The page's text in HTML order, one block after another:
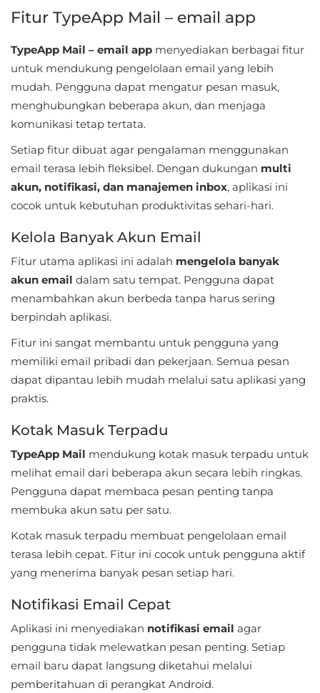
Word
Apps
Art
&
Design
Auto
&
Vehicles
Beauty
&
Reference
Buku
Referensi
Business
Comics
Communication
Education
Entertainment
Events
Finance
Fitur TypeApp Mail – email app
TypeApp Mail – email app menyediakan berbagai fitur
untuk mendukung pengelolaan email yang lebih
mudah. Pengguna dapat mengatur pesan masuk,
menghubungkan beberapa akun, dan menjaga
komunikasi tetap tertata.
Setiap fitur dibuat agar pengalaman menggunakan
email terasa lebih fleksibel. Dengan dukungan multi
akun, notifikasi, dan manajemen inbox, aplikasi ini
cocok untuk kebutuhan produktivitas sehari-hari.
Kelola Banyak Akun Email
Fitur utama aplikasi ini adalah mengelola banyak
akun email dalam satu tempat. Pengguna dapat
menambahkan akun berbeda tanpa harus sering
berpindah aplikasi.
Fitur ini sangat membantu untuk pengguna yang
memiliki email pribadi dan pekerjaan. Semua pesan
dapat dipantau lebih mudah melalui satu aplikasi yang
praktis.
Kotak Masuk Terpadu
TypeApp Mail mendukung kotak masuk terpadu untuk
melihat email dari beberapa akun secara lebih ringkas.
Pengguna dapat membaca pesan penting tanpa
membuka akun satu per satu.
Kotak masuk terpadu membuat pengelolaan email
terasa lebih cepat. Fitur ini cocok untuk pengguna aktif
yang menerima banyak pesan setiap hari.
Notifikasi Email Cepat
Aplikasi ini menyediakan notifikasi email agar
pengguna tidak melewatkan pesan penting. Setiap
email baru dapat langsung diketahui melalui
pemberitahuan di perangkat Android.